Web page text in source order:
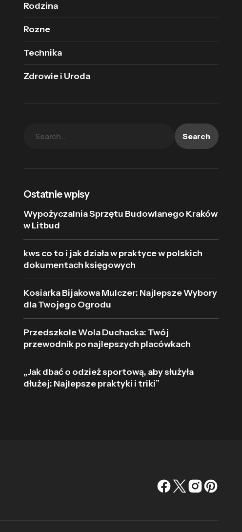
Rodzina
Rozne
Technika
Zdrowie i Uroda
Search
Ostatnie wpisy
Wypożyczalnia Sprzętu Budowlanego Kraków
w Litbud
kws co to i jak działa w praktyce w polskich
dokumentach księgowych
Kosiarka Bijakowa Mulczer: Najlepsze Wybory
dla Twojego Ogrodu
Przedszkole Wola Duchacka: Twój
przewodnik po najlepszych placówkach
„Jak dbać o odzież sportową, aby służyła
dłużej: Najlepsze praktyki i triki”